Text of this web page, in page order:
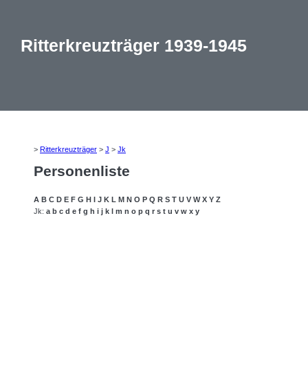
Ritterkreuzträger 1939-1945
> Ritterkreuzträger > J > Jk
Personenliste
A B C D E F G H I J K L M N O P Q R S T U V W X Y Z
Jk: a b c d e f g h i j k l m n o p q r s t u v w x y